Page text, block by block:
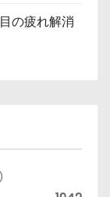
の疲れ解消